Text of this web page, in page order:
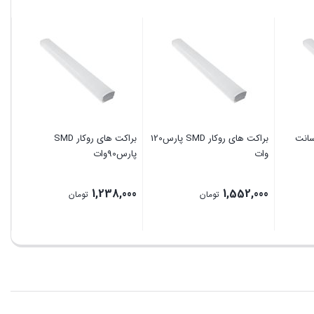
براکت های روکار SMD پارس120
وات
1,552,000 تومان
براکت های روکار SMD
پارس90وات
1,238,000 تومان